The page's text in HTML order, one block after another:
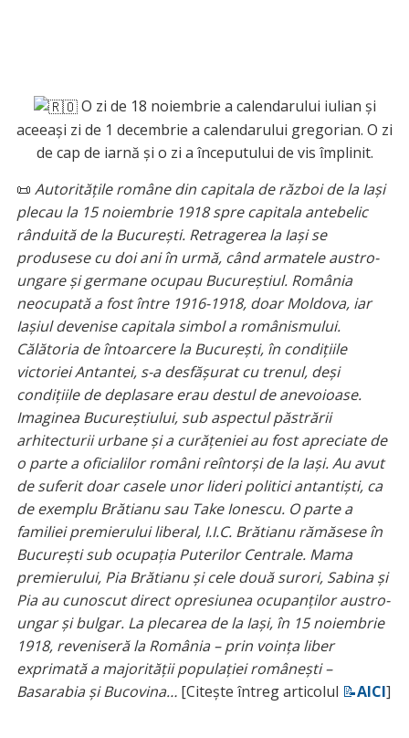
O zi de 18 noiembrie a calendarului iulian și
aceeași zi de 1 decembrie a calendarului gregorian. O zi
de cap de iarnă și o zi a începutului de vis împlinit.
📜 Autoritățile române din capitala de război de la Iași
plecau la 15 noiembrie 1918 spre capitala antebelic
rânduită de la București. Retragerea la Iași se
produsese cu doi ani în urmă, când armatele austro-
ungare și germane ocupau Bucureștiul. România
neocupată a fost între 1916-1918, doar Moldova, iar
Iașiul devenise capitala simbol a românismului.
Călătoria de întoarcere la București, în condițiile
victoriei Antantei, s-a desfășurat cu trenul, deși
condițiile de deplasare erau destul de anevoioase.
Imaginea Bucureștiului, sub aspectul păstrării
arhitecturii urbane și a curățeniei au fost apreciate de
o parte a oficialilor români reîntorși de la Iași. Au avut
de suferit doar casele unor lideri politici antantiști, ca
de exemplu Brătianu sau Take Ionescu. O parte a
familiei premierului liberal, I.I.C. Brătianu rămăsese în
București sub ocupația Puterilor Centrale. Mama
premierului, Pia Brătianu și cele două surori, Sabina și
Pia au cunoscut direct opresiunea ocupanților austro-
ungar și bulgar. La plecarea de la Iași, în 15 noiembrie
1918, reveniseră la România – prin voința liber
exprimată a majorității populației românești –
Basarabia și Bucovina… [Citește întreg articolul 📝AICI]